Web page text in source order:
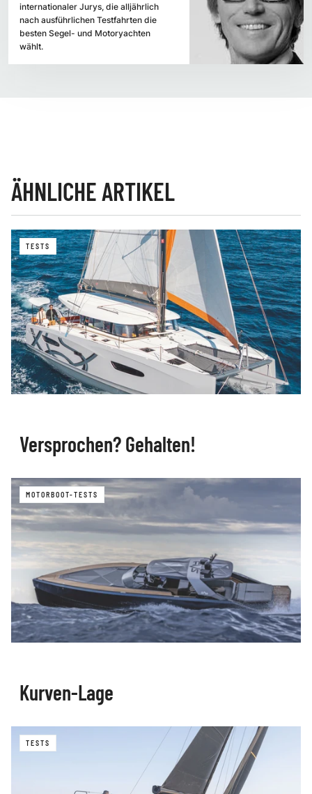
internationaler Jurys, die alljährlich
nach ausführlichen Testfahrten die
besten Segel- und Motoryachten
wählt.
ÄHNLICHE ARTIKEL
TESTS
Versprochen? Gehalten!
MOTORBOOT-TESTS
Kurven-Lage
TESTS